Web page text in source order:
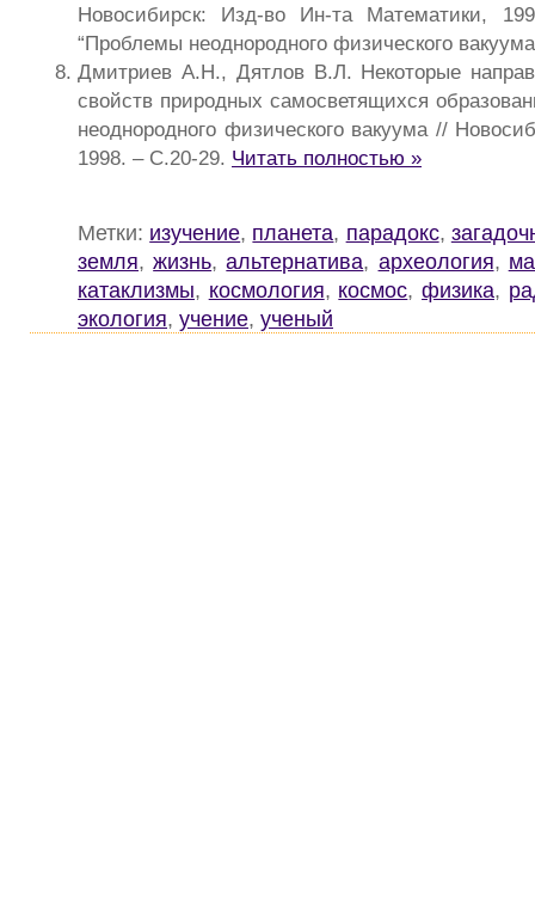
Новосибирск: Изд-во Ин-та Математики,
“Проблемы неоднородного физического
Дмитриев А.Н., Дятлов В.Л. Некоторые
свойств природных самосветящихся
неоднородного физического вакуума //
1998. – С.20-29. Читать полностью »
Метки: изучение, планета, парадокс,
земля,жизнь,альтернатива, археология,
катаклизмы, космология, космос,физика,
экология, учение, ученый